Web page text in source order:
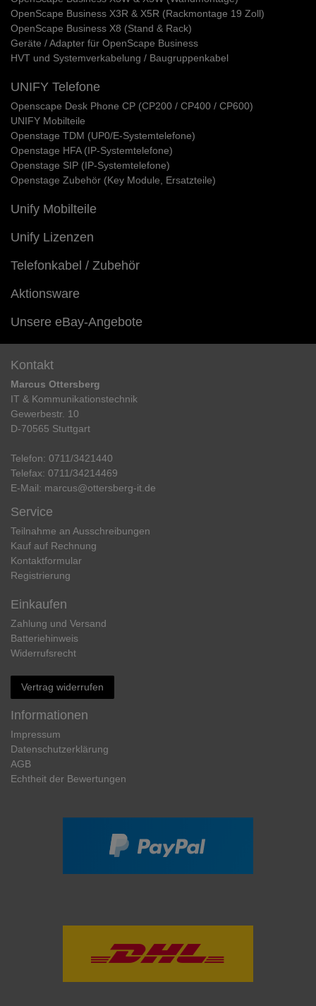
OpenScape Business X3R & X5R (Rackmontage 19 Zoll)
OpenScape Business X8 (Stand & Rack)
Geräte / Adapter für OpenScape Business
HVT und Systemverkabelung / Baugruppenkabel
UNIFY Telefone
Openscape Desk Phone CP (CP200 / CP400 / CP600)
UNIFY Mobilteile
Openstage TDM (UP0/E-Systemtelefone)
Openstage HFA (IP-Systemtelefone)
Openstage SIP (IP-Systemtelefone)
Openstage Zubehör (Key Module, Ersatzteile)
Unify Mobilteile
Unify Lizenzen
Telefonkabel / Zubehör
Aktionsware
Unsere eBay-Angebote
Kontakt
Marcus Ottersberg
IT & Kommunikationstechnik
Gewerbestr. 10
D-70565 Stuttgart
Telefon: 0711/3421440
Telefax: 0711/34214469
E-Mail: marcus@ottersberg-it.de
Service
Teilnahme an Ausschreibungen
Kauf auf Rechnung
Kontaktformular
Registrierung
Einkaufen
Zahlung und Versand
Batteriehinweis
Widerrufs­recht
Vertrag widerrufen
Informationen
Impressum
Daten­schutz­erklärung
AGB
Echtheit der Bewertungen